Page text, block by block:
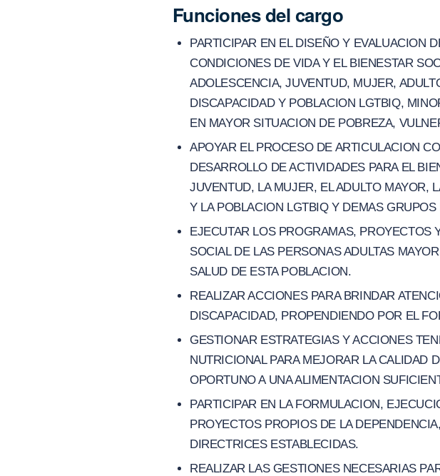
Funciones del cargo
PARTICIPAR EN EL DISEÑO Y EVALUACION
CONDICIONES DE VIDA Y EL BIENESTAR
ADOLESCENCIA, JUVENTUD, MUJER,
DISCAPACIDAD Y POBLACION LGTBIQ,
EN MAYOR SITUACION DE POBREZA,
APOYAR EL PROCESO DE ARTICULACION
DESARROLLO DE ACTIVIDADES PARA EL
JUVENTUD, LA MUJER, EL ADULTO MAYOR,
Y LA POBLACION LGTBIQ Y DEMAS
EJECUTAR LOS PROGRAMAS, PROYECTOS
SOCIAL DE LAS PERSONAS ADULTAS
SALUD DE ESTA POBLACION.
REALIZAR ACCIONES PARA BRINDAR
DISCAPACIDAD, PROPENDIENDO POR EL
GESTIONAR ESTRATEGIAS Y ACCIONES
NUTRICIONAL PARA MEJORAR LA CALIDAD
OPORTUNO A UNA ALIMENTACION
PARTICIPAR EN LA FORMULACION,
PROYECTOS PROPIOS DE LA
DIRECTRICES ESTABLECIDAS.
REALIZAR LAS GESTIONES NECESARIAS